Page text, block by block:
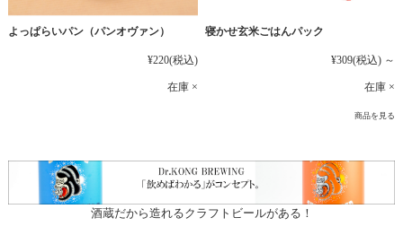
よっぱらいパン（パンオヴァン）
¥220(税込)
在庫 ×
寝かせ玄米ごはんパック
¥309(税込) ～
在庫 ×
商品を見る
酒蔵だから造れるクラフトビールがある！